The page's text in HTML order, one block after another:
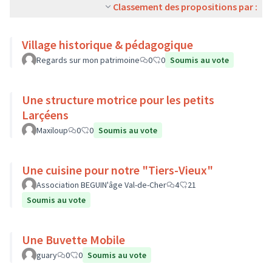
Classement des propositions par :
Village historique & pédagogique
Regards sur mon patrimoine 0 0 Soumis au vote
Une structure motrice pour les petits
Larçéens
Maxiloup 0 0 Soumis au vote
Une cuisine pour notre "Tiers-Vieux"
Association BEGUIN'âge Val-de-Cher 4
21
Soumis au vote
Une Buvette Mobile
guary 0 0 Soumis au vote